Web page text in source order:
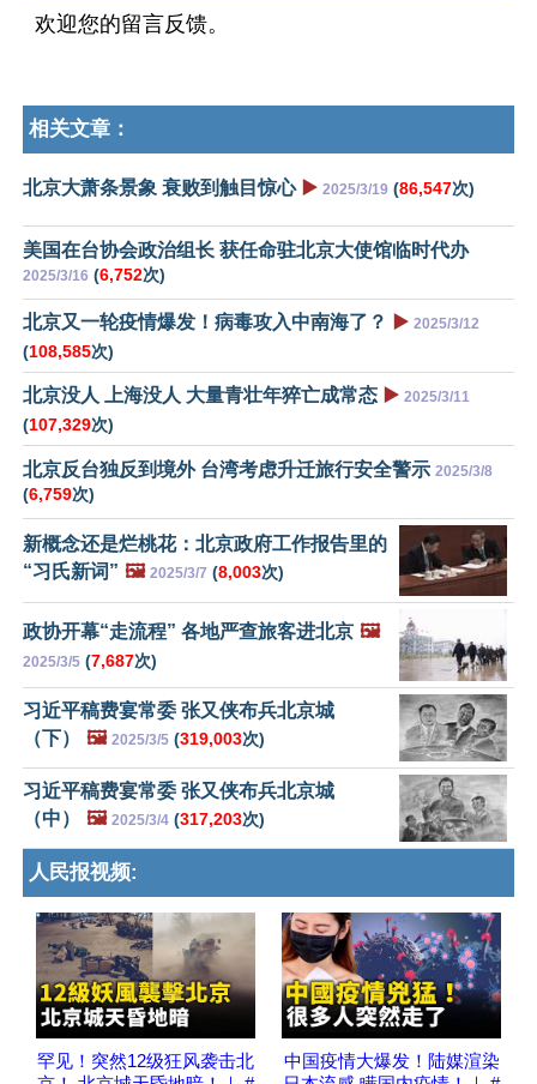
欢迎您的留言反馈。
相关文章：
北京大萧条景象 衰败到触目惊心 ▶️ 2025/3/19 (86,547次)
美国在台协会政治组长 获任命驻北京大使馆临时代办
2025/3/16 (6,752次)
北京又一轮疫情爆发！病毒攻入中南海了？ ▶️ 2025/3/12
(108,585次)
北京没人 上海没人 大量青壮年猝亡成常态 ▶️ 2025/3/11
(107,329次)
北京反台独反到境外 台湾考虑升迁旅行安全警示 2025/3/8
(6,759次)
新概念还是烂桃花：北京政府工作报告里的
“习氏新词” 🖼️ 2025/3/7 (8,003次)
政协开幕“走流程” 各地严查旅客进北京 🖼️
2025/3/5 (7,687次)
习近平稿费宴常委 张又侠布兵北京城
（下）
🖼️ 2025/3/5 (319,003次)
习近平稿费宴常委 张又侠布兵北京城
（中）
🖼️ 2025/3/4 (317,203次)
人民报视频:
罕见！突然12级狂风袭击北
中国疫情大爆发！陆媒渲染